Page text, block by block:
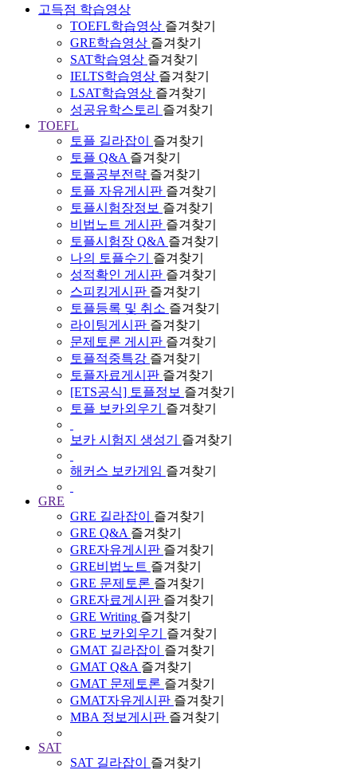
고득점 학습영상
TOEFL학습영상 즐겨찾기
GRE학습영상 즐겨찾기
SAT학습영상 즐겨찾기
IELTS학습영상 즐겨찾기
LSAT학습영상 즐겨찾기
성공유학스토리 즐겨찾기
TOEFL
토플 길라잡이
즐겨찾기
토플 Q&A 즐겨찾기
토플공부전략 즐겨찾기
토플 자유게시판 즐겨찾기
토플시험장정보 즐겨찾기
비법노트 게시판 즐겨찾기
토플시험장 Q&A 즐겨찾기
나의 토플수기
즐겨찾기
성적확인 게시판 즐겨찾기
스피킹게시판 즐겨찾기
토플등록 및 취소 즐겨찾기
라이팅게시판 즐겨찾기
문제토론 게시판 즐겨찾기
토플적중특강 즐겨찾기
토플자료게시판 즐겨찾기
[ETS공식] 토플정보 즐겨찾기
토플 보카외우기
즐겨찾기
보카 시험지 생성기 즐겨찾기
해커스 보카게임 즐겨찾기
GRE
GRE 길라잡이
즐겨찾기
GRE Q&A 즐겨찾기
GRE자유게시판 즐겨찾기
GRE비법노트 즐겨찾기
GRE 문제토론 즐겨찾기
GRE자료게시판 즐겨찾기
GRE Writing 즐겨찾기
GRE 보카외우기
즐겨찾기
GMAT 길라잡이
즐겨찾기
GMAT Q&A 즐겨찾기
GMAT 문제토론 즐겨찾기
GMAT자유게시판 즐겨찾기
MBA 정보게시판 즐겨찾기
SAT
SAT 길라잡이
즐겨찾기